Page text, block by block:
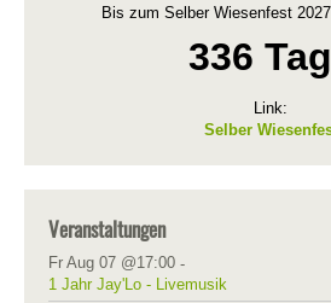
Bis zum Selber Wiesenfest
336
Link:
Selber
Veranstaltungen
Fr Aug 07 @17:00 -
1 Jahr Jay'Lo - Livemusik